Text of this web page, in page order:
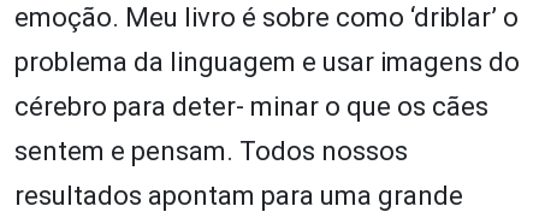
emoção. Meu livro é sobre como ‘driblar’ o
problema da linguagem e usar imagens do
cérebro para deter- minar o que os cães
sentem e pensam. Todos nossos
resultados apontam para uma grande